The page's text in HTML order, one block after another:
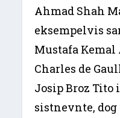
Ahmad Shah
eksempelvis
Mustafa
Charles de
Josip Broz Tito
sistnevnte, dog